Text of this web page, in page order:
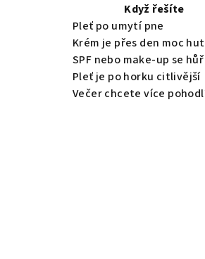
Když řešíte
Pleť po umytí pne
Krém je přes den moc
SPF nebo make-up se
Pleť je po horku citlivější
Večer chcete více